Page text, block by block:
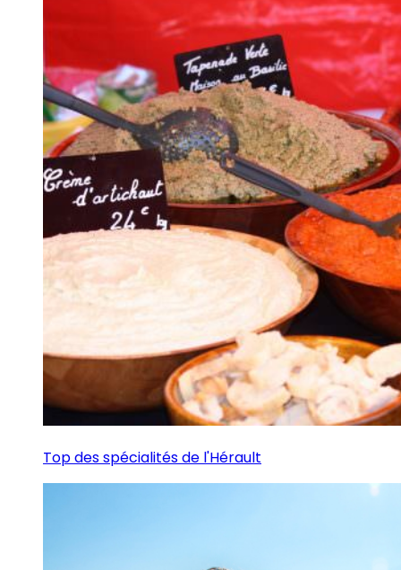
Top des spécialités de l'Hérault